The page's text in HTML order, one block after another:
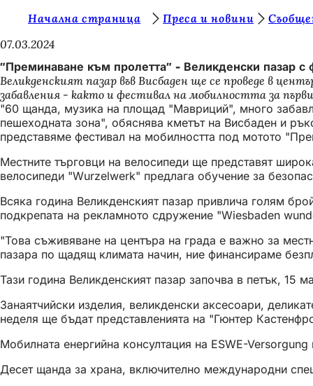
Преминаване към съдържанието
и
е
с
т
е
т
у
к
:
Начална страница Преса и новини
07.03.2024
"Преминаване към пролетта" - Великденски пазар с
Великденският пазар във Висбаден ще се проведе в
забавления - както и фестивал на мобилността за
"60 щанда, музика на площад "Мавриций", много
пешеходната зона", обяснява кметът на Висбаден и
представяме фестивал на мобилността под мотото
Местните търговци на велосипеди ще представят
велосипеди "Wurzelwerk" предлага обучение за
Всяка година Великденският пазар привлича голям
подкрепата на рекламното сдружение "Wiesbaden
"Това съживяване на центъра на града е важно за
пазара по щадящ климата начин, ние финансираме
Тази година Великденският пазар започва в петък,
Занаятчийски изделия, великденски аксесоари,
неделя ще бъдат представленията на "Гюнтер
Мобилната енергийна консултация на ESWE-
Десет щанда за храна, включително международни